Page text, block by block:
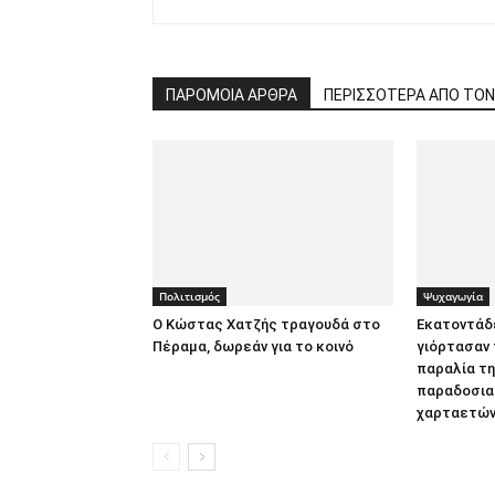
ΠΑΡΟΜΟΙΑ ΑΡΘΡΑ ΠΕΡΙΣΣΟΤΕΡΑ ΑΠΟ
Πολιτισμός
Ο Κώστας Χατζής τραγουδά στο
Πέραμα, δωρεάν για το κοινό
Ψυχαγωγία
γιόρτασαν
παραλία
χαρταετών